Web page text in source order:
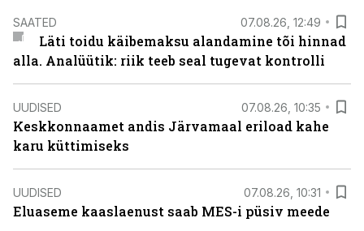
SAATED 07.08.26, 12:49
Läti toidu käibemaksu alandamine tõi hinnad
alla. Analüütik: riik teeb seal tugevat kontrolli
UUDISED 07.08.26, 10:35
Keskkonnaamet andis Järvamaal eriload kahe
karu küttimiseks
UUDISED 07.08.26, 10:31
Eluaseme kaaslaenust saab MES-i püsiv meede